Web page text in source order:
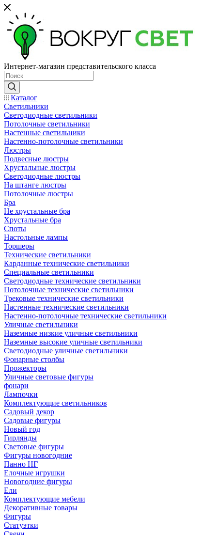
Интернет-магазин представительского класса
Каталог
Светильники
Светодиодные светильники
Потолочные светильники
Настенные светильники
Настенно-потолочные светильники
Люстры
Подвесные люстры
Хрустальные люстры
Светодиодные люстры
На штанге люстры
Потолочные люстры
Бра
Не хрустальные бра
Хрустальные бра
Споты
Настольные лампы
Торшеры
Технические светильники
Карданные технические светильники
Специальные светильники
Светодиодные технические светильники
Потолочные технические светильники
Трековые технические светильники
Настенные технические светильники
Настенно-потолочные технические светильники
Уличные светильники
Наземные низкие уличные светильники
Наземные высокие уличные светильники
Светодиодные уличные светильники
Фонарные столбы
Прожекторы
Уличные световые фигуры
фонари
Лампочки
Комплектующие светильников
Садовый декор
Садовые фигуры
Новый год
Гирлянды
Световые фигуры
Фигуры новогодние
Панно НГ
Елочные игрушки
Новогодние фигуры
Ели
Комплектующие мебели
Декоративные товары
Фигуры
Статуэтки